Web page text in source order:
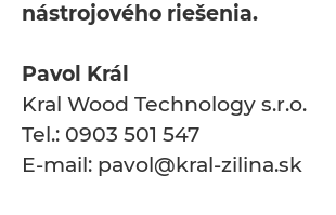
nástrojového riešenia.
Pavol Král
Kral Wood Technology s.r.o.
Tel.: 0903 501 547
E-mail: pavol@kral-zilina.sk